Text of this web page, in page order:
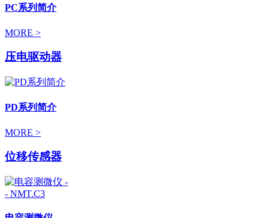
PC系列简介
MORE >
压电驱动器
PD系列简介
MORE >
位移传感器